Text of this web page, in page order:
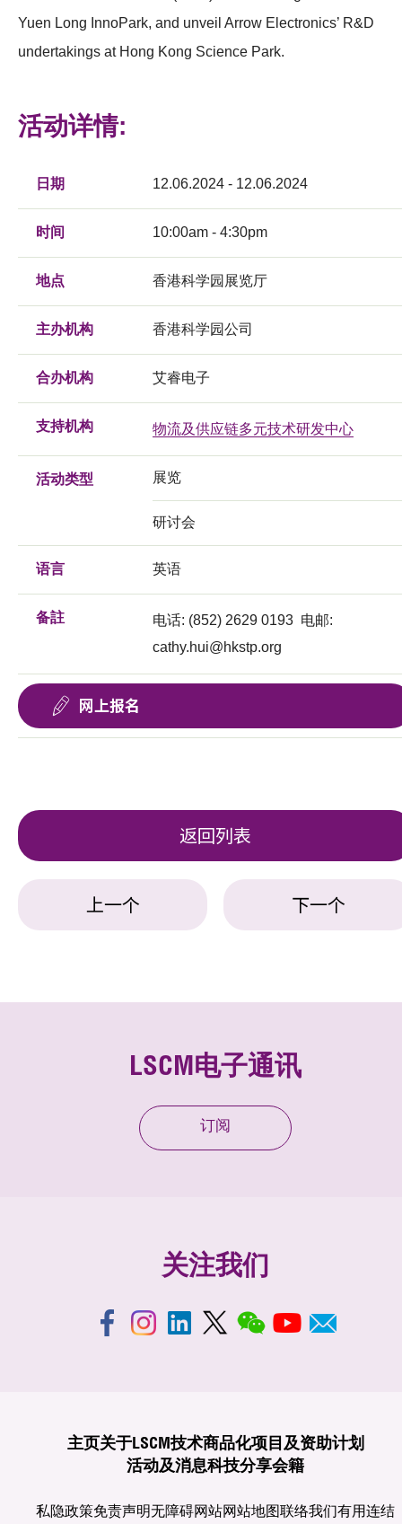
Yuen Long InnoPark, and unveil Arrow Electronics’ R&D
undertakings at Hong Kong Science Park.
活动详情:
日期 12.06.2024 - 12.06.2024
时间 10:00am - 4:30pm
地点 香港科学园展览厅
主办机构 香港科学园公司
合办机构 艾睿电子
支持机构 物流及供应链多元技术研发中心
活动类型 展览
研讨会
语言 英语
备註
电话: (852) 2629 0193 电邮:
cathy.hui@hkstp.org
网上报名
返回列表
上一个 下一个
LSCM电子通讯
订阅
关注我们
主页关于LSCM技术商品化项目及资助计划
活动及消息科技分享会籍
私隐政策免责声明无障碍网站网站地图联络我们有用连结